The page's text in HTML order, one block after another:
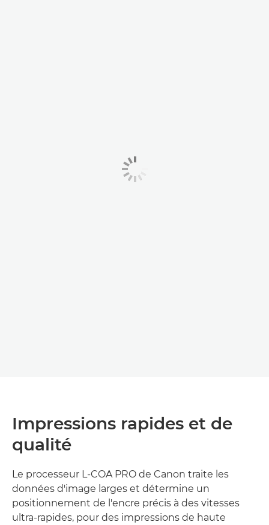
Impressions rapides et de
qualité
Le processeur L-COA PRO de Canon traite les
données d'image larges et détermine un
positionnement de l'encre précis à des vitesses
ultra-rapides, pour des impressions de haute